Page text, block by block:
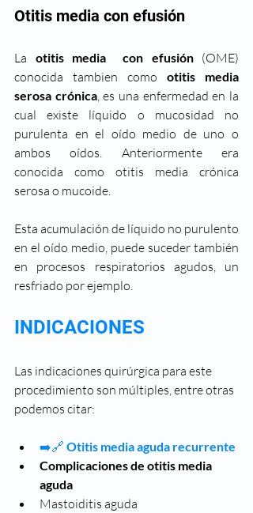
Otitis media con efusión
La otitis media  con efusión (OME)
conocida tambien como otitis media
serosa crónica, es una enfermedad en la
cual existe líquido o mucosidad no
purulenta en el oído medio de uno o
ambos oídos. Anteriormente era
conocida como otitis media crónica
serosa o mucoide.
Esta acumulación de líquido no purulento
en el oído medio, puede suceder también
en procesos respiratorios agudos, un
resfriado por ejemplo.
INDICACIONES
Las indicaciones quirúrgica para este
procedimiento son múltiples, entre otras
podemos citar:
➡️🔗 Otitis media aguda recurrente
Complicaciones de otitis media
aguda
Mastoiditis aguda